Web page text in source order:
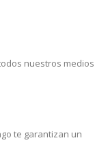
nuestros medios
te garantizan un